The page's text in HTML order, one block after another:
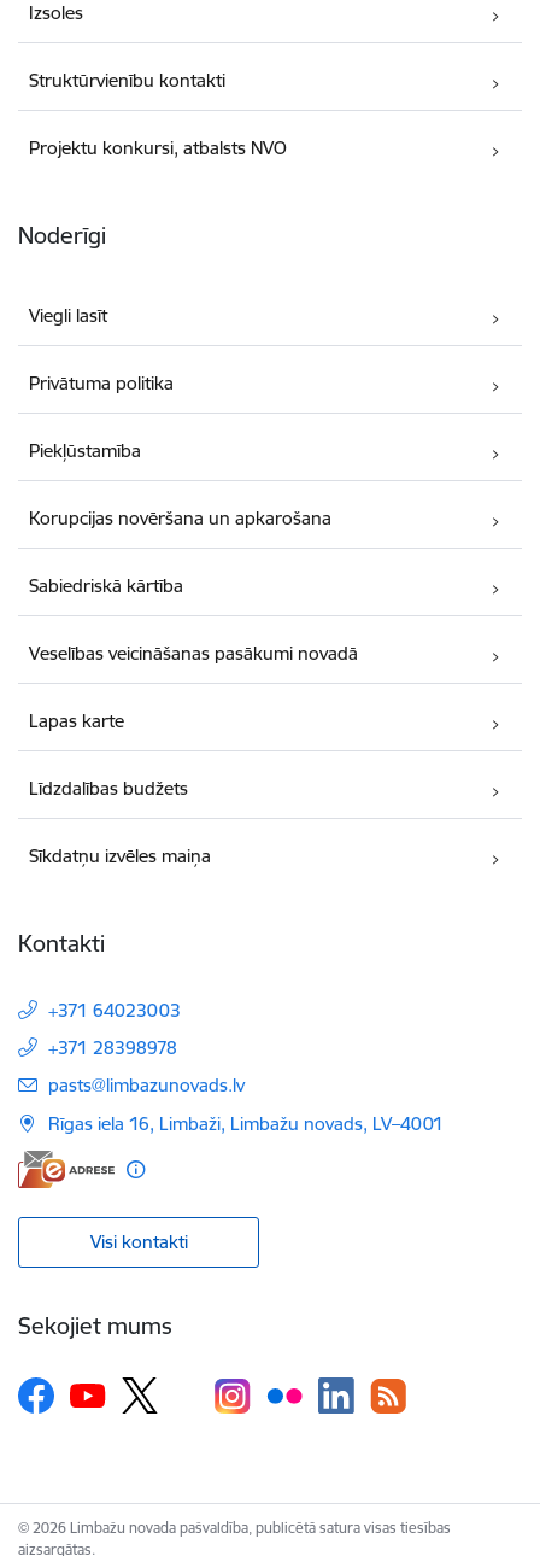
Izsoles
Struktūrvienību kontakti
Projektu konkursi, atbalsts NVO
Noderīgi
Viegli lasīt
Privātuma politika
Piekļūstamība
Korupcijas novēršana un apkarošana
Sabiedriskā kārtība
Veselības veicināšanas pasākumi novadā
Lapas karte
Līdzdalības budžets
Sīkdatņu izvēles maiņa
Kontakti
+371 64023003
+371 28398978
E-pasts:
pasts@limbazunovads.lv
Rīgas iela 16, Limbaži, Limbažu novads, LV–4001
Visi kontakti
Sekojiet mums
© 2026 Limbažu novada pašvaldība, publicētā satura visas tiesības
aizsargātas.